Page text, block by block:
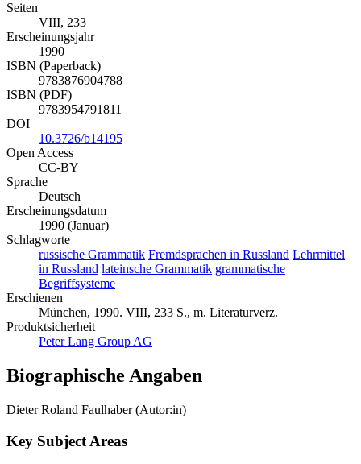
Seiten
VIII, 233
Erscheinungsjahr
1990
ISBN (Paperback)
9783876904788
ISBN (PDF)
9783954791811
DOI
10.3726/b14195
Open Access
CC-BY
Sprache
Deutsch
Erscheinungsdatum
1990 (Januar)
Schlagworte
russische Grammatik Fremdsprachen in Russland Lehrmittel
in Russland lateinsche Grammatik grammatische
Begriffsysteme
Erschienen
München, 1990. VIII, 233 S., m. Literaturverz.
Produktsicherheit
Peter Lang Group AG
Biographische Angaben
Dieter Roland Faulhaber (Autor:in)
Key Subject Areas